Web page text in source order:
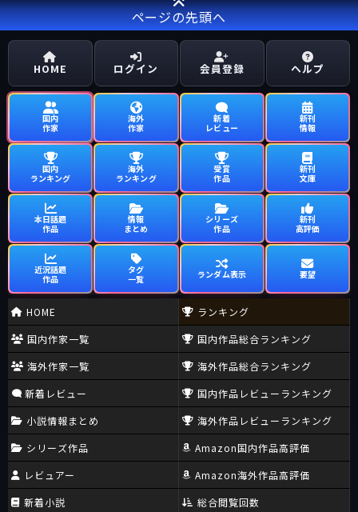
ページの先頭へ
HOME ログイン 会員登録 ヘルプ
国内
作家
海外
作家
新着
レビュー
新刊
情報
国内
ランキング
海外
ランキング
受賞
作品
新刊
文庫
本日話題
作品
情報
まとめ
シリーズ
作品
新刊
高評価
近況話題
作品
タグ
一覧
ランダム表示 要望
HOME
国内作家一覧
海外作家一覧
新着レビュー
小説情報まとめ
シリーズ作品
レビュアー
新着小説
ランキング
国内作品総合ランキング
海外作品総合ランキング
国内作品レビューランキング
海外作品レビューランキング
Amazon国内作品高評価
Amazon海外作品高評価
総合閲覧回数